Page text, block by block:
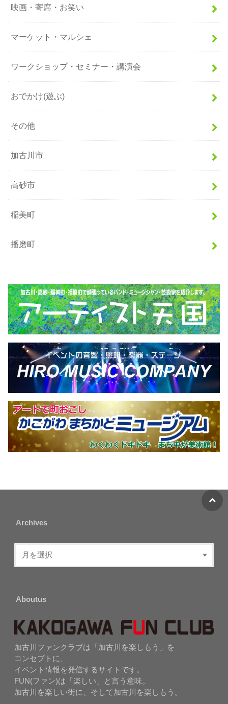
映画・寄席・お笑い
マーケット・マルシェ
ワークショップ・セミナー・講演会
おでかけ(遊ぶ)
その他
加古川市
高砂市
稲美町
播磨町
Archives
Aboutus
加古川ファンクラブは「加古川を楽しもう」を
コンセプトに、
イベント情報を発信するサイトです。
FUN(ファン)は「楽しい」と言う意味。
加古川を楽しい街に、そして加古川を楽しもう。